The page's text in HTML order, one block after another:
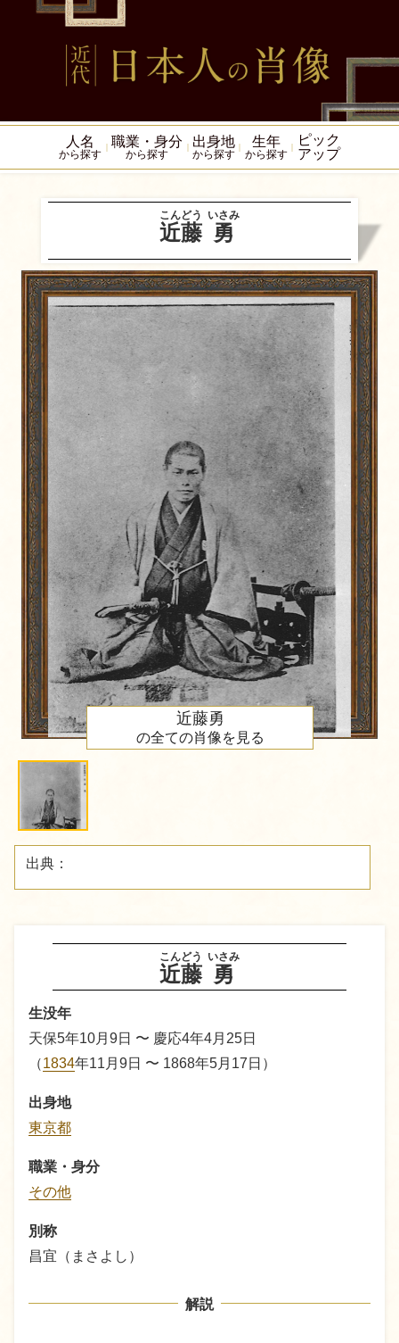
人名
から探す
職業・身分
から探す
出身地
から探す
生年
から探す
ピック
アップ
近藤
こんどう
勇
いさみ
生没年
天保5年10月9日 〜 慶応4年4月25日
（1834年11月9日 〜 1868年5月17日）
出身地
東京都
職業・身分
その他
別称
昌宜（まさよし）
解説
近藤
こんどう
勇
いさみ
近藤勇
の全ての肖像を見る
出典：